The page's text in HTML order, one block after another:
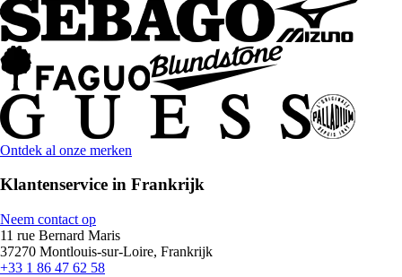
Ontdek al onze merken
Klantenservice in Frankrijk
Neem contact op
11 rue Bernard Maris
37270 Montlouis-sur-Loire, Frankrijk
+33 1 86 47 62 58